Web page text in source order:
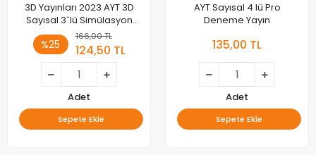
3D Yayınları 2023 AYT 3D
Sayısal 3`lü Simülasyon
Deneme
%25
166,00 TL
124,50 TL
Adet
Sepete Ekle
AYT Sayısal 4 lü Pro
Deneme Yayın
135,00 TL
Adet
Sepete Ekle